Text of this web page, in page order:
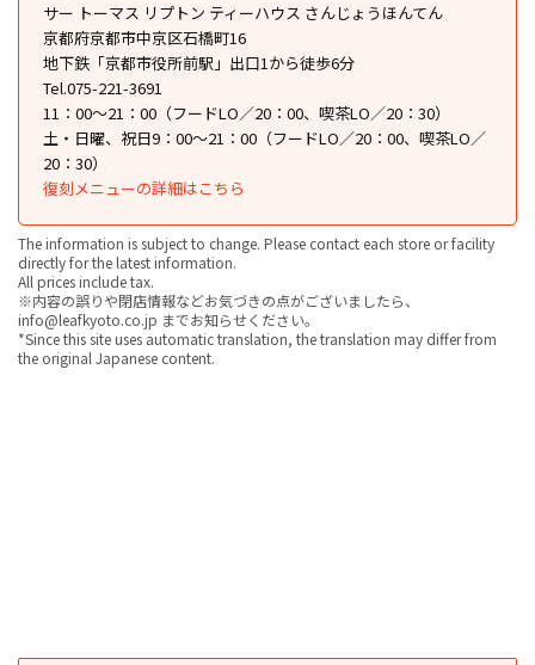
サー トーマス リプトン ティーハウス さんじょうほんてん
京都府京都市中京区石橋町16
地下鉄「京都市役所前駅」出口1から徒歩6分
Tel.075-221-3691
11：00〜21：00（フードLO／20：00、喫茶LO／20：30）
土・日曜、祝日9：00〜21：00（フードLO／20：00、喫茶LO／
20：30）
復刻メニューの詳細はこちら
The information is subject to change. Please contact each store or facility
directly for the latest information.
All prices include tax.
※内容の誤りや閉店情報などお気づきの点がございましたら、
info@leafkyoto.co.jp までお知らせください。
*Since this site uses automatic translation, the translation may differ from
the original Japanese content.